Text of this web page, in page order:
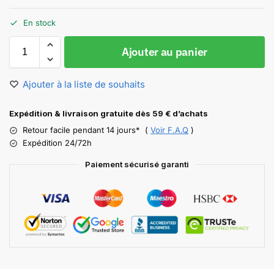
En stock
Ajouter au panier
Ajouter à la liste de souhaits
Expédition & livraison gratuite dès 59 € d’achats
Retour facile pendant 14 jours* ( Voir F.A.Q )
Expédition 24/72h
Paiement sécurisé garanti